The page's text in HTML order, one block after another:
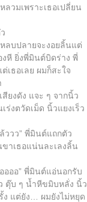
วมเพราะเธอเปลี่ยน
ลบปลายจะงอยลิ้นแต่
งหี ยิ่งพี่มินต์บิดร่าง พี่
เธอเลย ผมก็สะใจ
งดัง แจะ ๆ จากนิ้ว
ร่งตวัดเม็ด นิ้วแยงเร็ว
ว” พี่มินต์แถกตัว
าเธอแน่นละเลงลิ้น
ออ” พี่มินต์แอ่นอกรับ
ตุ๊บ ๆ น้ำหีขมิบหลั่ง นิ้ว
ง แต่ยัง… ผมยังไม่หยุด